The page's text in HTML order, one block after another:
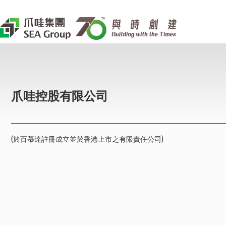
爪哇控股有限公司
(於百慕達註冊成立並於香港上市之有限責任公司)